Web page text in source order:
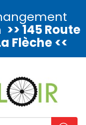
>> 145 Route
Flèche <<